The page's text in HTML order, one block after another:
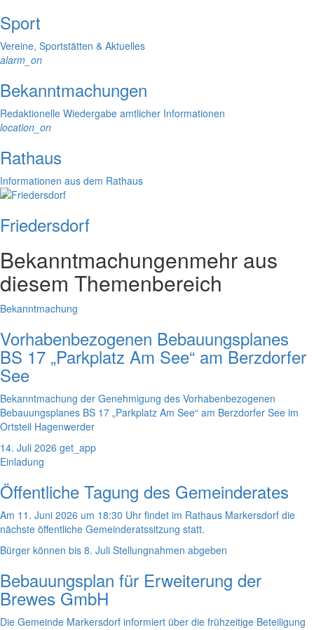
Sport
Vereine, Sportstätten & Aktuelles
alarm_on
Bekanntmachungen
Redaktionelle Wiedergabe amtlicher Informationen
location_on
Rathaus
Informationen aus dem Rathaus
Friedersdorf
Bekanntmachungenmehr aus
diesem Themenbereich
Bekanntmachung
Vorhabenbezogenen Bebauungsplanes
BS 17 „Parkplatz Am See“ am Berzdorfer
See
Bekanntmachung der Genehmigung des Vorhabenbezogenen
Bebauungsplanes BS 17 „Parkplatz Am See“ am Berzdorfer See im
Ortsteil Hagenwerder
14. Juli 2026 get_app
Einladung
Öffentliche Tagung des Gemeinderates
Am 11. Juni 2026 um 18:30 Uhr findet im Rathaus Markersdorf die
nächste öffentliche Gemeinderatssitzung statt.
Bürger können bis 8. Juli Stellungnahmen abgeben
Bebauungsplan für Erweiterung der
Brewes GmbH
Die Gemeinde Markersdorf informiert über die frühzeitige Beteiligung